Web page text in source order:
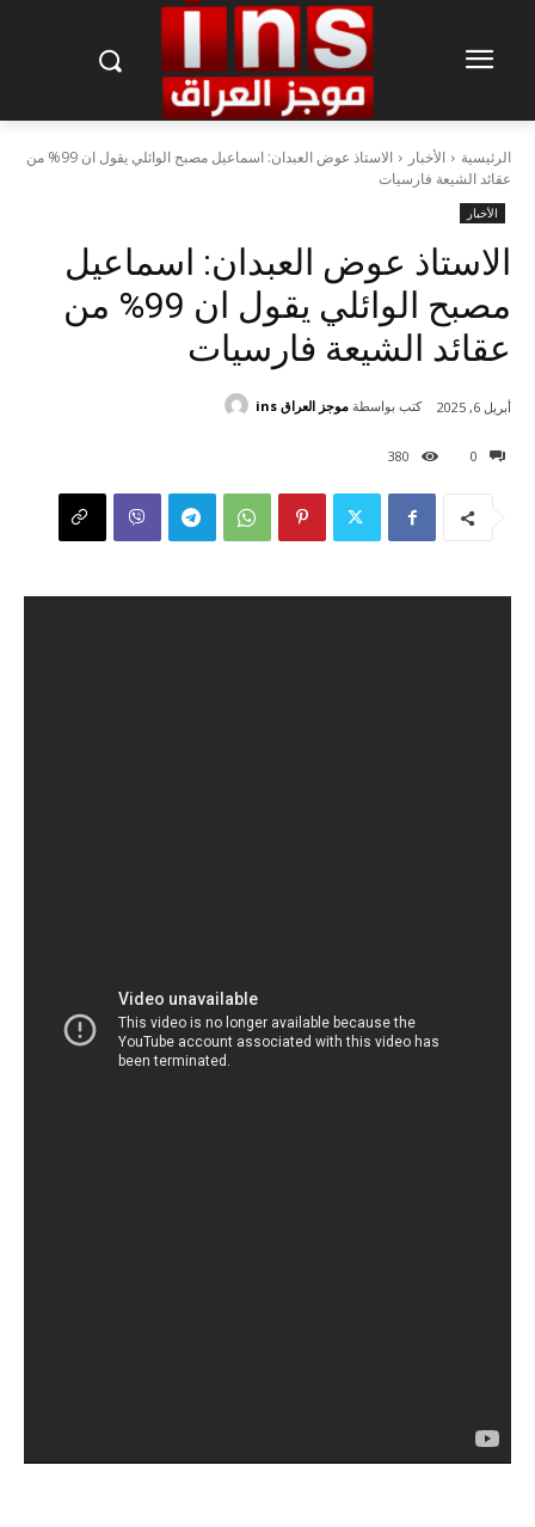
الرئيسية الأخبار
الاستاذ عوض العبدان: اسماعيل مصبح الوائلي يقول ان 99% من
عقائد الشيعة فارسيات
الأخبار
الاستاذ عوض العبدان: اسماعيل
مصبح الوائلي يقول ان 99% من
عقائد الشيعة فارسيات
0
380
أبريل 6, 2025 كتب بواسطة موجز العراق ins